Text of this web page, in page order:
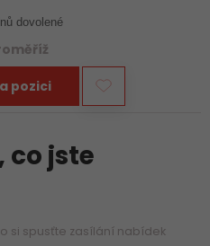
dovolené
pozici
co jste
si spusťte zasílání nabídek